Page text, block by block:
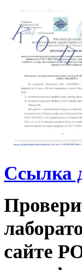
Ссылка
сайте